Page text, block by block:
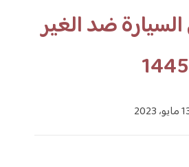
ضد الغير